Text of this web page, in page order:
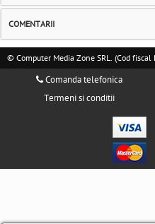
COMENTARII
© Computer Media Zone SRL. (Cod
Comanda telefonica
Termeni si conditii